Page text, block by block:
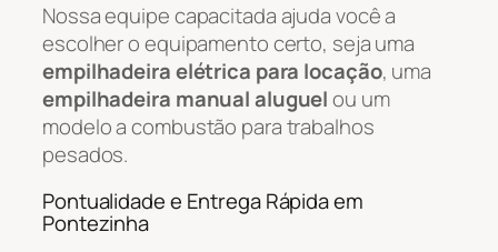
Nossa equipe capacitada ajuda você a
escolher o equipamento certo, seja uma
empilhadeira elétrica para locação, uma
empilhadeira manual aluguelou um
modelo a combustão para trabalhos
pesados.
Pontualidade e Entrega Rápida em
Pontezinha